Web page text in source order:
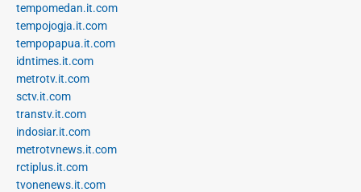
tempomedan.it.com
tempojogja.it.com
tempopapua.it.com
idntimes.it.com
metrotv.it.com
sctv.it.com
transtv.it.com
indosiar.it.com
metrotvnews.it.com
rctiplus.it.com
tvonenews.it.com